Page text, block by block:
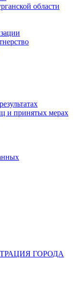
области
и принятых мерах
ГОРОДА